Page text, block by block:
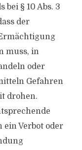
§ 10 Abs. 3
der
muss, in
oder
Gefahren
drohen.
ein Verbot oder